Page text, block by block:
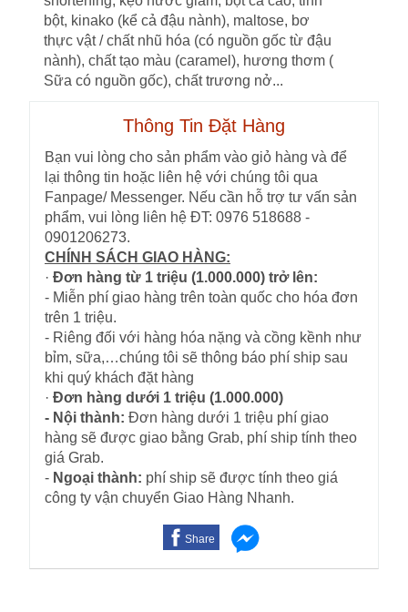
bột, kinako (kể cả đậu nành), maltose, bơ
thực vật / chất nhũ hóa (có nguồn gốc từ đậu
nành), chất tạo màu (caramel), hương thơm (
Sữa có nguồn gốc), chất trương nở...
Thông Tin Đặt Hàng
Bạn vui lòng cho sản phẩm vào giỏ hàng và để
lại thông tin hoặc liên hệ với chúng tôi qua
Fanpage/ Messenger. Nếu cần hỗ trợ tư vấn sản
phẩm, vui lòng liên hệ ĐT: 0976 518688 -
0901206273.
CHÍNH SÁCH GIAO HÀNG:
· Đơn hàng từ 1 triệu (1.000.000) trở lên:
- Miễn phí giao hàng trên toàn quốc cho hóa đơn
trên 1 triệu.
- Riêng đối với hàng hóa nặng và cồng kềnh như
bỉm, sữa,…chúng tôi sẽ thông báo phí ship sau
khi quý khách đặt hàng
· Đơn hàng dưới 1 triệu (1.000.000)
- Nội thành: Đơn hàng dưới 1 triệu phí giao
hàng sẽ được giao bằng Grab, phí ship tính theo
giá Grab.
- Ngoại thành: phí ship sẽ được tính theo giá
công ty vận chuyển Giao Hàng Nhanh.
Share